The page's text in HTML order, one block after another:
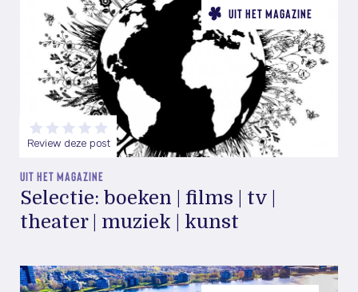
UIT HET MAGAZINE
Review deze post
UIT HET MAGAZINE
Selectie: boeken | films | tv |
theater | muziek | kunst